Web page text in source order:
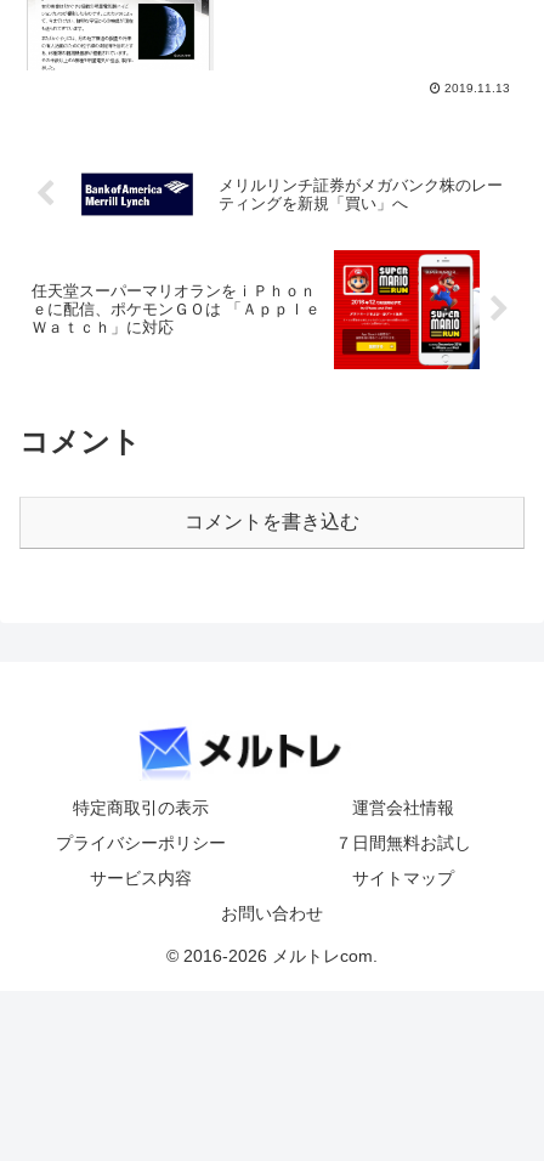
2019.11.13
メリルリンチ証券がメガバンク株のレー
ティングを新規「買い」へ
任天堂スーパーマリオランをｉＰｈｏｎ
ｅに配信、ポケモンＧＯは 「Ａｐｐｌｅ
Ｗａｔｃｈ」に対応
コメント
コメントを書き込む
特定商取引の表示
運営会社情報
プライバシーポリシー
７日間無料お試し
サービス内容
サイトマップ
お問い合わせ
© 2016-2026 メルトレcom.